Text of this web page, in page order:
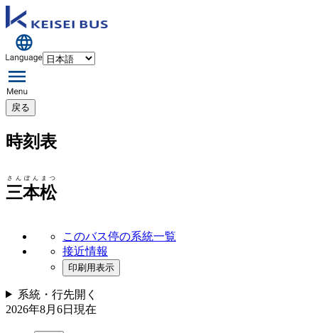
戻る
時刻表
三本松
さんぼんまつ
このバス停の系統一覧
接近情報
印刷用表示
系統・行先開く
2026年8月6日 現在